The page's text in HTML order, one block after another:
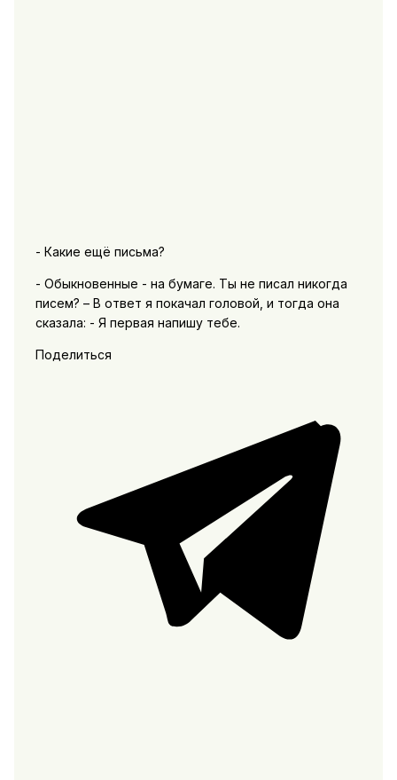
- Какие ещё письма?
- Обыкновенные - на бумаге. Ты не писал никогда
писем? – В ответ я покачал головой, и тогда она
сказала: - Я первая напишу тебе.
Поделиться